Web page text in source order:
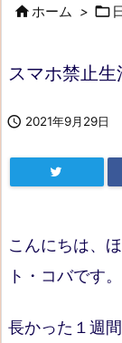
ホーム > 
スマホ禁止
 2021年9月29日
こんにちは、
ト・コバです。
長かった１週